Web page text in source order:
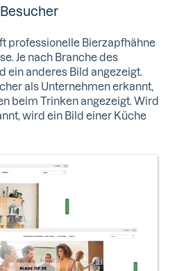
professionelle Bierzapfhähne
Je nach Branche des
ein anderes Bild angezeigt.
als Unternehmen erkannt,
beim Trinken angezeigt. Wird
wird ein Bild einer Küche